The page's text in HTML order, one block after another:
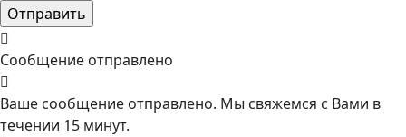
Сообщение отправлено
Ваше сообщение отправлено. Мы свяжемся с Вами в
течении 15 минут.